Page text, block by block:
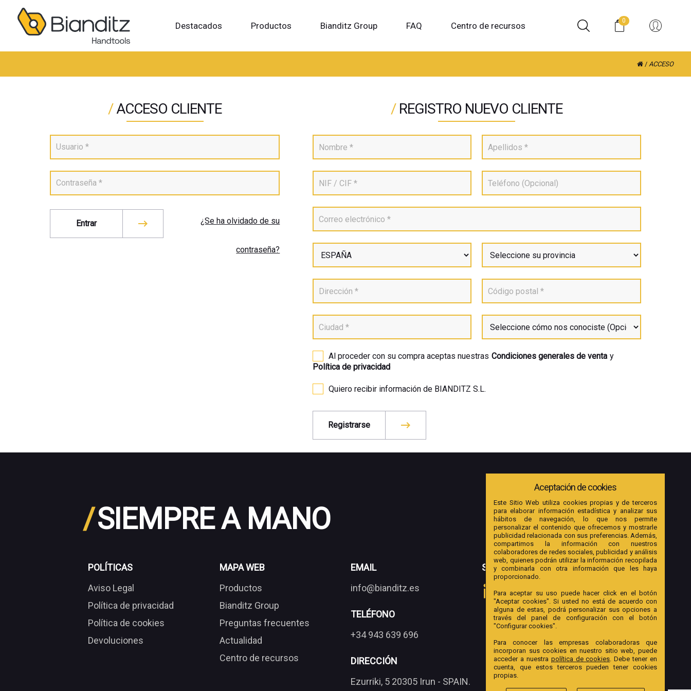
0
Destacados Productos Bianditz Group FAQ Centro de recursos
/ACCESO
/ACCESO CLIENTE
Entrar ¿Se ha olvidado de su
contraseña?
/ REGISTRO NUEVO CLIENTE
Al proceder con su compra aceptas nuestras Condiciones generales de venta y
Política de privacidad
Quiero recibir información de BIANDITZ S.L.
Registrarse
/SIEMPRE A MANO
POLÍTICAS
Aviso Legal
Política de privacidad
Política de cookies
Devoluciones
MAPA WEB
Productos
Bianditz Group
Preguntas frecuentes
Actualidad
Centro de recursos
EMAIL
info@bianditz.es
TELÉFONO
+34 943 639 696
DIRECCIÓN
Ezurriki, 5 20305 Irun - SPAIN.
SOCIAL
Aceptación de cookies
Este Sitio Web utiliza cookies propias y de terceros
para elaborar información estadística y analizar sus
hábitos de navegación, lo que nos permite
personalizar el contenido que ofrecemos y mostrarle
publicidad relacionada con sus preferencias. Además,
compartimos la información con nuestros
colaboradores de redes sociales, publicidad y análisis
web, quienes podrán utilizar la información recopilada
y combinarla con otra información que les haya
proporcionado.
Para aceptar su uso puede hacer click en el botón
"Aceptar cookies". Si usted no está de acuerdo con
alguna de estas, podrá personalizar sus opciones a
través del panel de configuración con el botón
"Configurar cookies".
Para conocer las empresas colaboradoras que
incorporan sus cookies en nuestro sitio web, puede
acceder a nuestra política de cookies. Debe tener en
cuenta, que estos terceros pueden tener cookies
propias.